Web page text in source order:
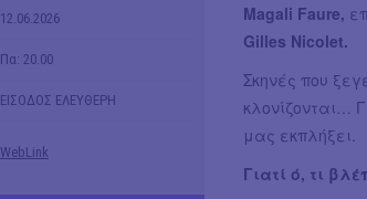
12.06.2026
Πα: 20.00
ΕΙΣΟΔΟΣ ΕΛΕΥΘΕΡΗ
WebLink
Magali Faure,
Gilles Nicolet.
Σκηνές που
κλονίζονται…
μας εκπλήξει.
Γιατί ό, τι